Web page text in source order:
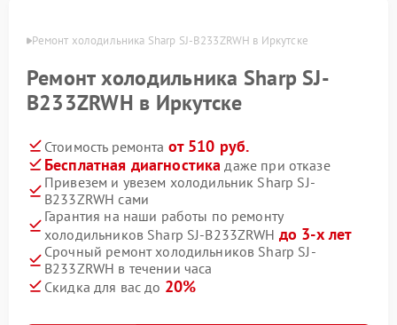
Ремонт холодильника Sharp SJ-B233ZRWH в Иркутске
Ремонт холодильника Sharp SJ-
B233ZRWH в Иркутске
Стоимость ремонта от 510 руб.
Бесплатная диагностика даже при отказе
Привезем и увезем холодильник Sharp SJ-
B233ZRWH сами
Гарантия на наши работы по ремонту
холодильников Sharp SJ-B233ZRWH до 3-х лет
Срочный ремонт холодильников Sharp SJ-
B233ZRWH в течении часа
Скидка для вас до 20%